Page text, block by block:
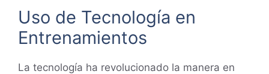
Uso de Tecnología en
Entrenamientos
La tecnología ha revolucionado la manera en